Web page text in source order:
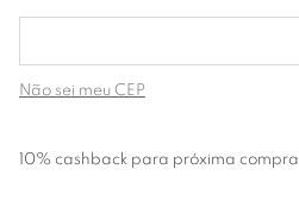
Não sei meu CEP
10% cashback para próxima compra